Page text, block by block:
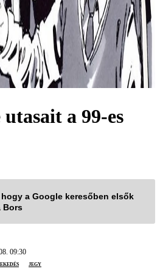
a 99-es
a Google keresőben elsők
Bors
09:30
jegy